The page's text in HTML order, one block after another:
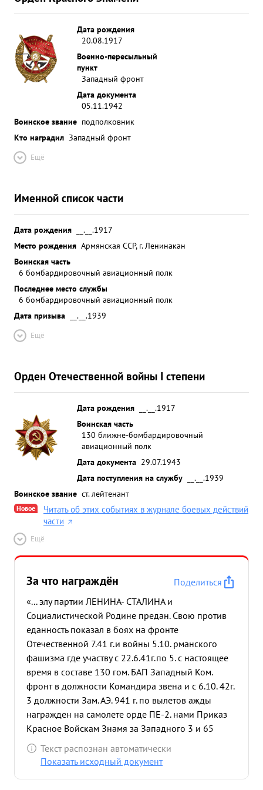
Дисциплинирован. Политически развит.
Заслуженно пользуется авторитетом среди
личного состава части. За образцовое
выполнение боевых заданий мужество и героизм
проявленные при этом в борьбе с немецкими
захватчиками представляется к высшей
правительственной награде орденом "ЛЕНИНА".
Дата рождения
20.08.1917
Военно-пересыльный
пункт
Западный фронт
Дата документа
05.11.1942
Воинское звание подполковник
Кто наградил Западный фронт
Ещё
Именной список части
Дата рождения
__.__.1917
Место рождения Армянская ССР, г. Ленинакан
Воинская часть
6 бомбардировочный авиационный полк
Последнее место службы
6 бомбардировочный авиационный полк
Дата призыва
__.__.1939
Ещё
Орден Отечественной войны I степени
Дата рождения
__.__.1917
Воинская часть
130 ближне-бомбардировочный
авиационный полк
Дата документа 29.07.1943
Дата поступления на службу
__.__.1939
Воинское звание ст. лейтенант
Новое
Читать об этих событиях в журнале боевых действий
части
Ещё
За что награждён
Поделиться
«... элу партии ЛЕНИНА- СТАЛИНА и
Социалистической Родине предан. Свою против
еданность показал в боях на фронте
Отечественной 7.41 г.и войны 5.10. рманского
фашизма где участву с 22.6.41г.по 5. с настоящее
время в составе 130 гом. БАП Западный Ком.
фронт в должности Командира звена и с 6.10. 42г.
3 должности Зам. АЭ. 941 г. по вылетов ажды
награжден на самолете орде ПЕ-2. нами Приказ
Красное Войскам Знамя за Западного 3 и 65
фронта успешных и 0369 боевых 41г. и приказ
Войскам Западного фронта № 01209 от 5, 11.42г.
Текст распознан автоматически
Показать исходный документ